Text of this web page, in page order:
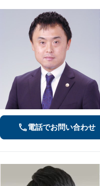
電話でお問い合わせ